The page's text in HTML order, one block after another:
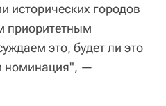
исторических городов
приоритетным
это, будет ли это
номинация", —